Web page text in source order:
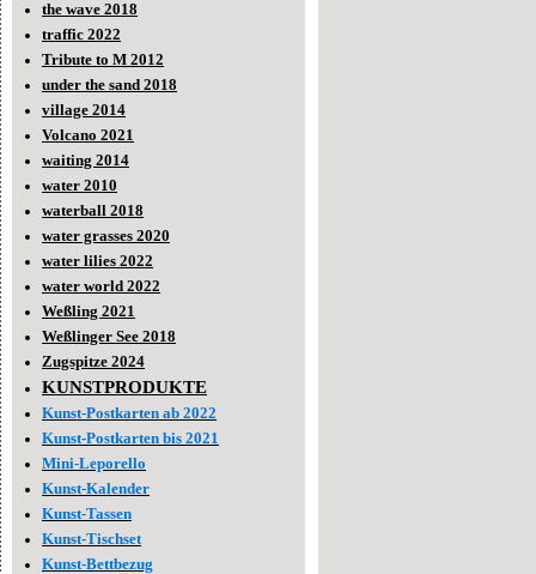
the wave 2018
traffic 2022
Tribute to M 2012
under the sand 2018
village 2014
Volcano 2021
waiting 2014
water 2010
waterball 2018
water grasses 2020
water lilies 2022
water world 2022
Weßling 2021
Weßlinger See 2018
Zugspitze 2024
KUNSTPRODUKTE
Kunst-Postkarten ab 2022
Kunst-Postkarten bis 2021
Mini-Leporello
Kunst-Kalender
Kunst-Tassen
Kunst-Tischset
Kunst-Bettbezug